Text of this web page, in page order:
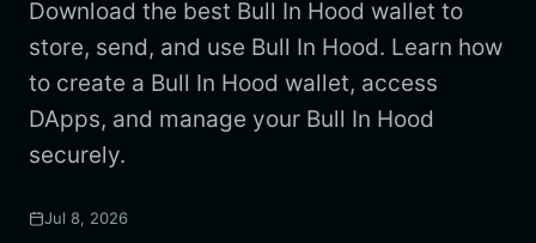
Download the best Bull In Hood wallet to
store, send, and use Bull In Hood. Learn how
to create a Bull In Hood wallet, access
DApps, and manage your Bull In Hood
securely.
Jul 8, 2026